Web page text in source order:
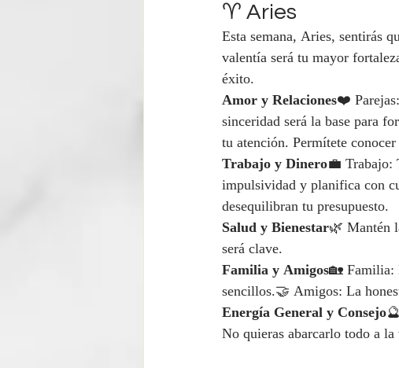
♈ Aries
Esta semana, Aries, sentirás
valentía será tu mayor
éxito.
Amor y Relaciones❤️
sinceridad será la base para
tu atención. Permítete
Trabajo y Dinero💼
impulsividad y planifica con
desequilibran tu presupuesto.
Salud y Bienestar🌿 Mantén
será clave.
Familia y Amigos🏡 Familia:
sencillos.🤝 Amigos: La
Energía General y Consejo
No quieras abarcarlo todo a